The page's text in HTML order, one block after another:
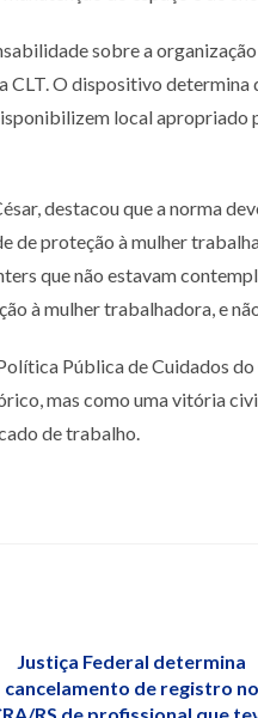
sobre a
O dispositivo determina
local
destacou que a norma
de proteção à mulher
que não estavam
à mulher trabalhadora, e
Pública de Cuidados
mas como uma vitória
de trabalho.
Justiça Federal determina
cancelamento de registro no